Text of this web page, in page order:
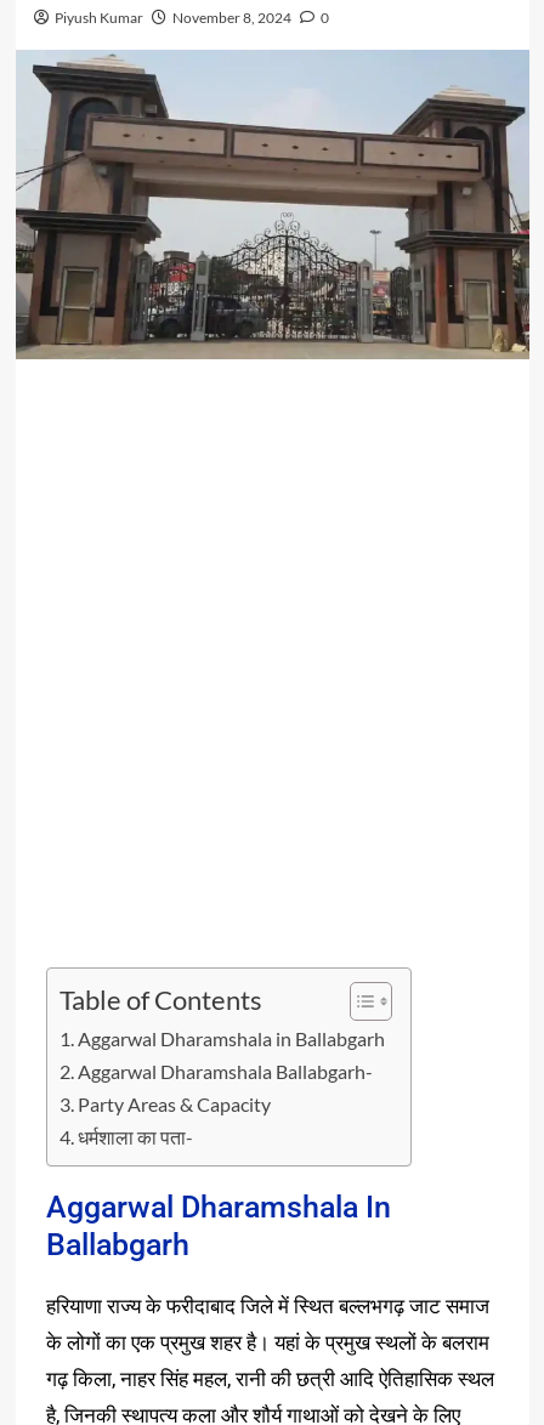
Piyush Kumar November 8, 2024 0
Table of Contents
Aggarwal Dharamshala in Ballabgarh
Aggarwal Dharamshala Ballabgarh-
Party Areas & Capacity
धर्मशाला का पता-
Aggarwal Dharamshala In
Ballabgarh
हरियाणा राज्य के फरीदाबाद जिले में स्थित बल्लभगढ़ जाट समाज
के लोगों का एक प्रमुख शहर है। यहां के प्रमुख स्थलों के बलराम
गढ़ किला, नाहर सिंह महल, रानी की छत्री आदि ऐतिहासिक स्थल
है, जिनकी स्थापत्य कला और शौर्य गाथाओं को देखने के लिए